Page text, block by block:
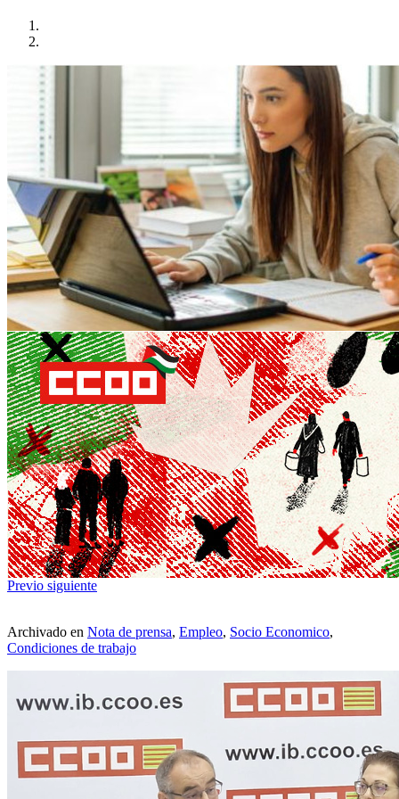
Previo siguiente
Archivado en Nota de prensa, Empleo, Socio Economico,
Condiciones de trabajo